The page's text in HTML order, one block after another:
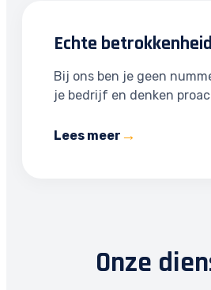
Echte betrokkenheid
Bij ons ben je geen
je bedrijf en denken
Lees meer
Onze